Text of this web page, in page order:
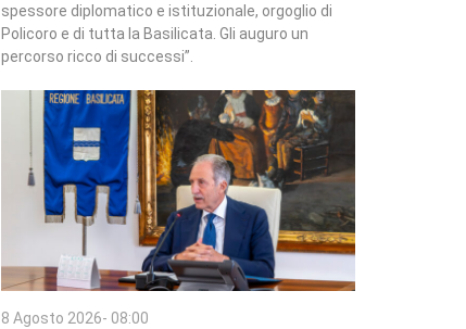
spessore diplomatico e istituzionale, orgoglio di
Policoro e di tutta la Basilicata. Gli auguro un
percorso ricco di successi”.
8 Agosto 2026- 08:00